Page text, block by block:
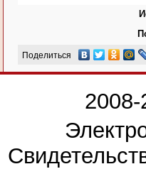
Поделиться